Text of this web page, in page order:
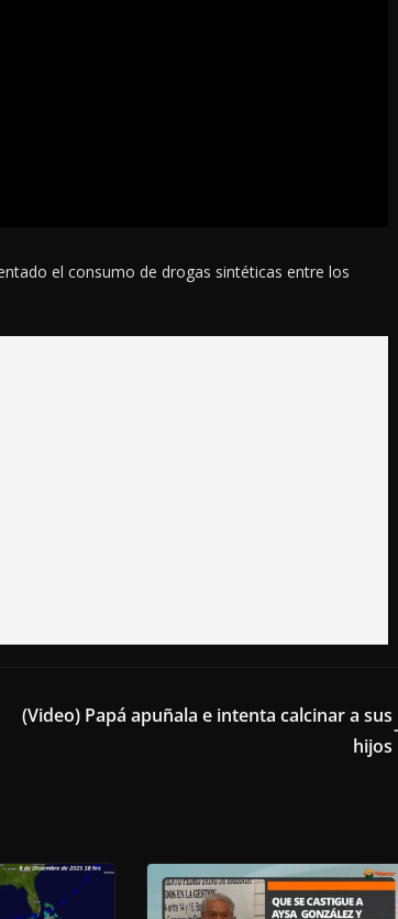
el consumo de drogas sintéticas entre los
(Video) Papá apuñala e intenta calcinar a sus
hijos